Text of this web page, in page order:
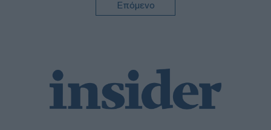
Επόμενο